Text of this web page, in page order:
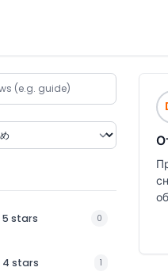
5 stars 0
4 stars 1